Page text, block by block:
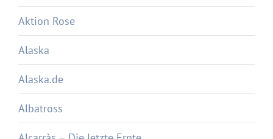
Aktion Rose
Alaska
Alaska.de
Albatross